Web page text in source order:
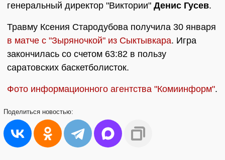
генеральный директор "Виктории" Денис Гусев.
Травму Ксения Стародубова получила 30 января
в матче с "Зыряночкой" из Сыктывкара. Игра
закончилась со счетом 63:82 в пользу
саратовских баскетболисток.
Фото информационного агентства "Комиинформ".
Поделиться новостью: